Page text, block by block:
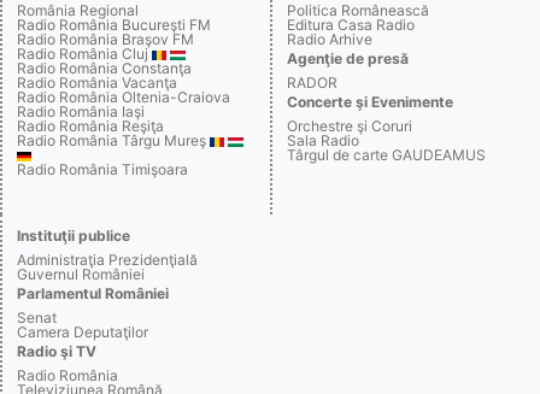
România Regional
Radio România Bucureşti FM
Radio România Braşov FM
Radio România Cluj
Radio România Constanţa
Radio România Vacanţa
Radio România Oltenia-Craiova
Radio România Iaşi
Radio România Reşiţa
Radio România Târgu Mureş
Radio România Timişoara
Politica Românească
Editura Casa Radio
Radio Arhive
Agenţie de presă
RADOR
Concerte şi Evenimente
Orchestre şi Coruri
Sala Radio
Târgul de carte GAUDEAMUS
Instituţii publice
Administraţia Prezidenţială
Guvernul României
Parlamentul României
Senat
Camera Deputaţilor
Radio şi TV
Radio România
Televiziunea Română